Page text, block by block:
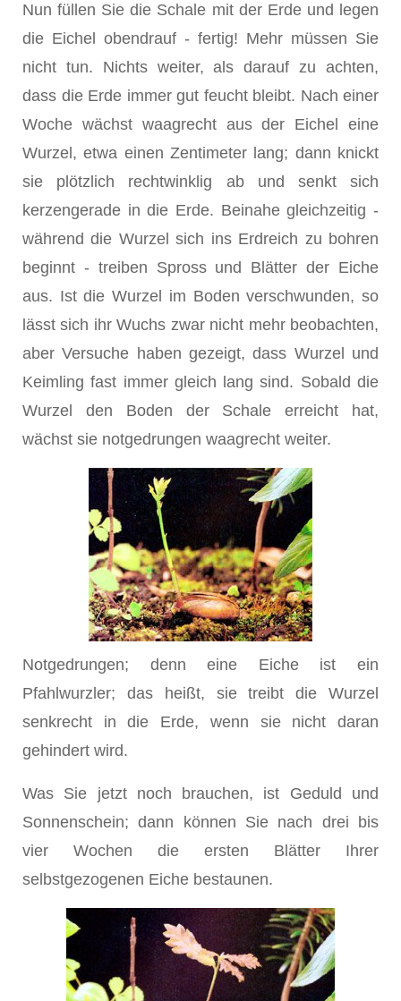
Nun füllen Sie die Schale mit der Erde und legen
die Eichel obendrauf - fertig! Mehr müssen Sie
nicht tun. Nichts weiter, als darauf zu achten,
dass die Erde immer gut feucht bleibt. Nach einer
Woche wächst waagrecht aus der Eichel eine
Wurzel, etwa einen Zentimeter lang; dann knickt
sie plötzlich rechtwinklig ab und senkt sich
kerzengerade in die Erde. Beinahe gleichzeitig -
während die Wurzel sich ins Erdreich zu bohren
beginnt - treiben Spross und Blätter der Eiche
aus. Ist die Wurzel im Boden verschwunden, so
lässt sich ihr Wuchs zwar nicht mehr beobachten,
aber Versuche haben gezeigt, dass Wurzel und
Keimling fast immer gleich lang sind. Sobald die
Wurzel den Boden der Schale erreicht hat,
wächst sie notgedrungen waagrecht weiter.
Notgedrungen; denn eine Eiche ist ein
Pfahlwurzler; das heißt, sie treibt die Wurzel
senkrecht in die Erde, wenn sie nicht daran
gehindert wird.
Was Sie jetzt noch brauchen, ist Geduld und
Sonnenschein; dann können Sie nach drei bis
vier Wochen die ersten Blätter Ihrer
selbstgezogenen Eiche bestaunen.